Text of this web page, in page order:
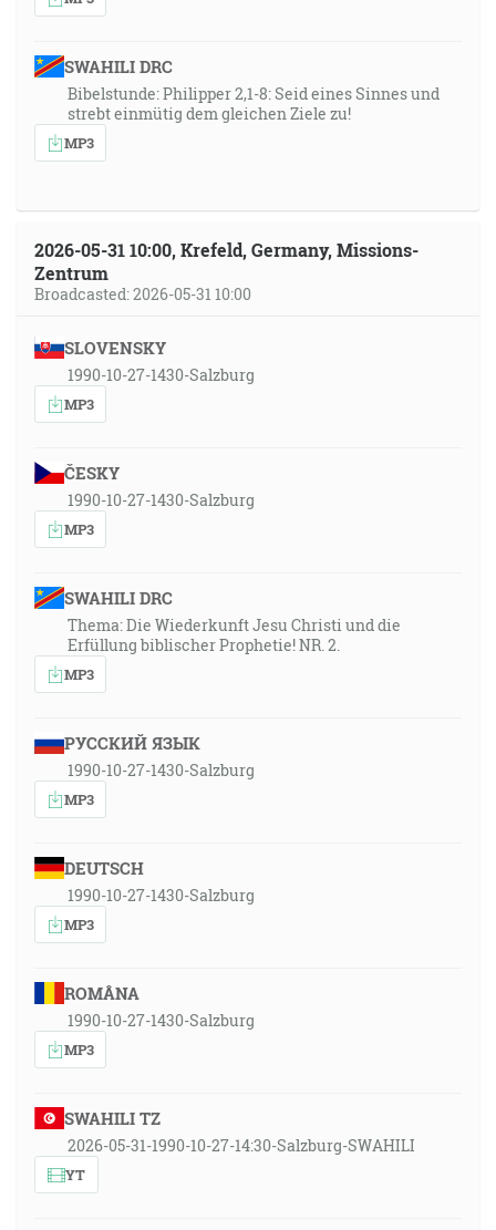
SWAHILI DRC
Bibelstunde: Philipper 2,1-8: Seid eines Sinnes und
strebt einmütig dem gleichen Ziele zu!
MP3
2026-05-31 10:00, Krefeld, Germany, Missions-
Zentrum
Broadcasted: 2026-05-31 10:00
SLOVENSKY
1990-10-27-1430-Salzburg
MP3
ČESKY
1990-10-27-1430-Salzburg
MP3
SWAHILI DRC
Thema: Die Wiederkunft Jesu Christi und die
Erfüllung biblischer Prophetie! NR. 2.
MP3
РУССКИЙ ЯЗЫК
1990-10-27-1430-Salzburg
MP3
DEUTSCH
1990-10-27-1430-Salzburg
MP3
ROMÂNA
1990-10-27-1430-Salzburg
MP3
SWAHILI TZ
2026-05-31-1990-10-27-14:30-Salzburg-SWAHILI
YT